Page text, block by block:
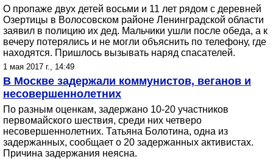
О пропаже двух детей восьми и 11 лет рядом с деревней
Озертицы в Волосовском районе Ленинградской области
заявил в полицию их дед. Мальчики ушли после обеда, а к
вечеру потерялись и не могли объяснить по телефону, где
находятся. Пришлось вызывать наряд спасателей.
1 мая 2017 г., 14:49
В Москве задержали коммунистов, веганов и
несовершеннолетних
По разным оценкам, задержано 10-20 участников
первомайского шествия, среди них четверо
несовершеннолетних. Татьяна Болотина, одна из
задержанных, сообщает о 20 задержанных активистах.
Причина задержания неясна.